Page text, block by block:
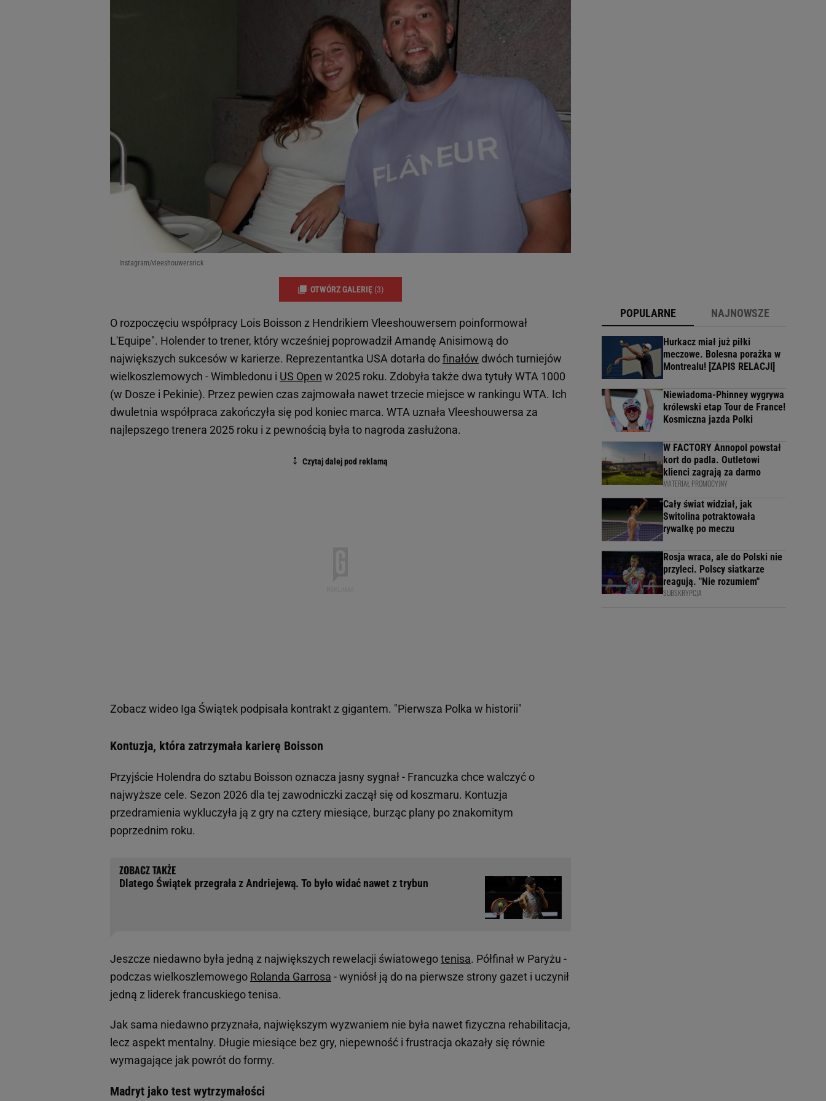
Instagram/vleeshouwersrick
OTWÓRZ GALERIĘ (3)
O rozpoczęciu współpracy Lois Boisson z Hendrikiem Vleeshouwersem poinformował
L'Equipe". Holender to trener, który wcześniej poprowadził Amandę Anisimową do
największych sukcesów w karierze. Reprezentantka USA dotarła dofinałów dwóch turniejów
wielkoszlemowych - Wimbledonu i US Open w 2025 roku. Zdobyła także dwa tytuły WTA 1000
(w Dosze i Pekinie). Przez pewien czas zajmowała nawet trzecie miejsce w rankingu WTA. Ich
dwuletnia współpraca zakończyła się pod koniec marca. WTA uznała Vleeshouwersa za
najlepszego trenera 2025 roku i z pewnością była to nagroda zasłużona.
Zobacz wideo Iga Świątek podpisała kontrakt z gigantem. "Pierwsza Polka w historii"
Kontuzja, która zatrzymała karierę Boisson
Przyjście Holendra do sztabu Boisson oznacza jasny sygnał - Francuzka chce walczyć o
najwyższe cele. Sezon 2026 dla tej zawodniczki zaczął się od koszmaru. Kontuzja
przedramienia wykluczyła ją z gry na cztery miesiące, burząc plany po znakomitym
poprzednim roku.
Dlatego Świątek przegrała z Andriejewą. To było widać nawet z trybun
Jeszcze niedawno była jedną z największych rewelacji światowegotenisa. Półfinał w Paryżu -
podczas wielkoszlemowego Rolanda Garrosa - wyniósł ją do na pierwsze strony gazet i uczynił
jedną z liderek francuskiego tenisa.
Jak sama niedawno przyznała, największym wyzwaniem nie była nawet fizyczna rehabilitacja,
lecz aspekt mentalny. Długie miesiące bez gry, niepewność i frustracja okazały się równie
wymagające jak powrót do formy.
Madryt jako test wytrzymałości
POPULARNE NAJNOWSZE
Hurkacz miał już piłki
meczowe. Bolesna porażka w
Montrealu! [ZAPIS RELACJI]
Niewiadoma-Phinney wygrywa
królewski etap Tour de France!
Kosmiczna jazda Polki
W FACTORY Annopol powstał
kort do padla. Outletowi
klienci zagrają za darmo
MATERIAŁ PROMOCYJNY
Cały świat widział, jak
Switolina potraktowała
rywalkę po meczu
Rosja wraca, ale do Polski nie
przyleci. Polscy siatkarze
reagują. "Nie rozumiem"
SUBSKRYPCJA